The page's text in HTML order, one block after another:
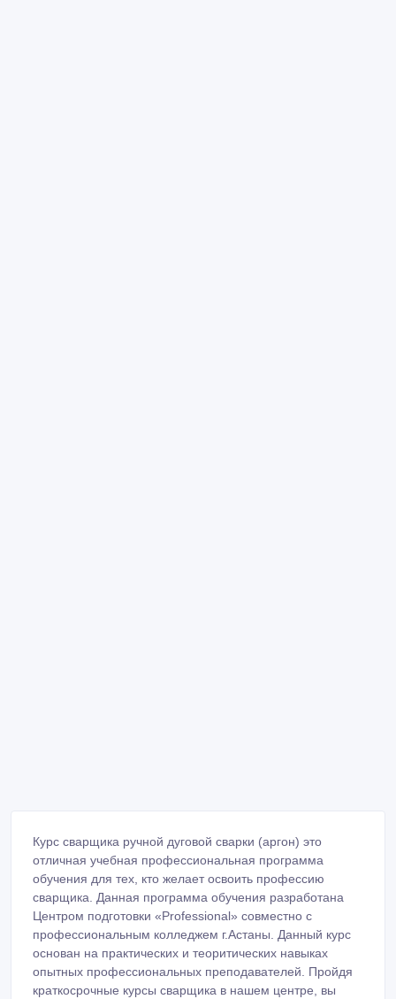
Курс сварщика ручной дуговой сварки (аргон) это
отличная учебная профессиональная программа
обучения для тех, кто желает освоить профессию
сварщика. Данная программа обучения разработана
Центром подготовки «Professional» совместно с
профессиональным колледжем г.Астаны. Данный курс
основан на практических и теоритических навыках
опытных профессиональных преподавателей. Пройдя
краткосрочные курсы сварщика в нашем центре, вы